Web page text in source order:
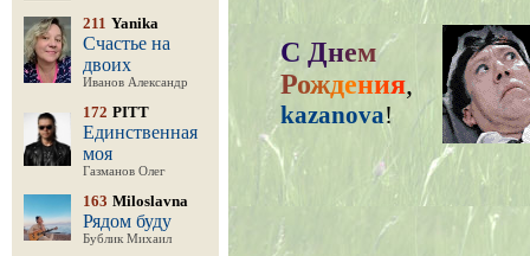
211 Yanika
Счастье на
двоих
Иванов Александр
172 PITT
Единственная
моя
Газманов Олег
163 Miloslavna
Рядом буду
Бублик Михаил
С Днем
Рождения,
kazanova!